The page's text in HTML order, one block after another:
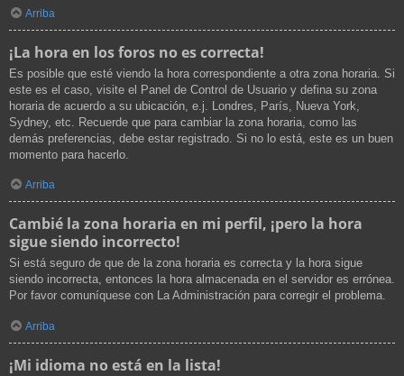
Arriba
¡La hora en los foros no es correcta!
Es posible que esté viendo la hora correspondiente a otra zona horaria. Si
este es el caso, visite el Panel de Control de Usuario y defina su zona
horaria de acuerdo a su ubicación, e.j. Londres, París, Nueva York,
Sydney, etc. Recuerde que para cambiar la zona horaria, como las
demás preferencias, debe estar registrado. Si no lo está, este es un buen
momento para hacerlo.
Arriba
Cambié la zona horaria en mi perfil, ¡pero la hora
sigue siendo incorrecto!
Si está seguro de que de la zona horaria es correcta y la hora sigue
siendo incorrecta, entonces la hora almacenada en el servidor es errónea.
Por favor comuníquese con La Administración para corregir el problema.
Arriba
¡Mi idioma no está en la lista!